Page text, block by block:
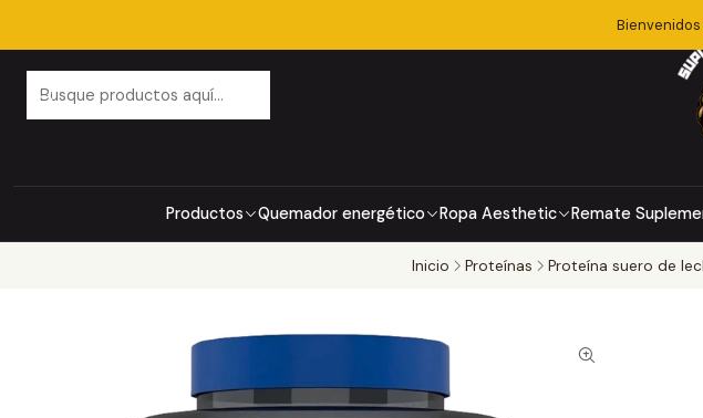
Productos Quemador energético Ropa Aesthetic Remate
Inicio Proteínas Proteína suero de